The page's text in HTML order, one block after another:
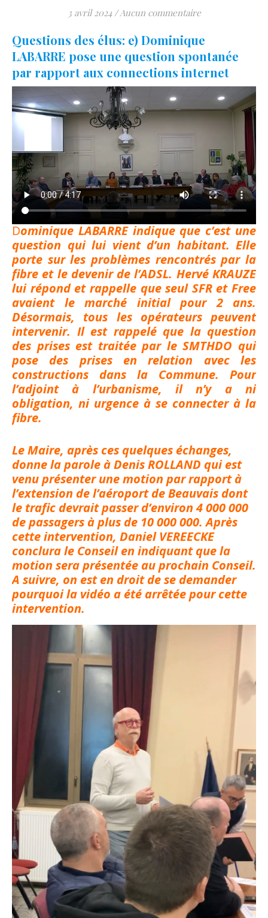
3 avril 2024 / Aucun commentaire
Questions des élus: e) Dominique
LABARRE pose une question spontanée
par rapport aux connections internet
Dominique LABARRE indique que c’est une
question qui lui vient d’un habitant. Elle
porte sur les problèmes rencontrés par la
fibre et le devenir de l’ADSL. Hervé KRAUZE
lui répond et rappelle que seul SFR et Free
avaient le marché initial pour 2 ans.
Désormais, tous les opérateurs peuvent
intervenir. Il est rappelé que la question
des prises est traitée par le SMTHDO qui
pose des prises en relation avec les
constructions dans la Commune. Pour
l’adjoint à l’urbanisme, il n’y a ni
obligation, ni urgence à se connecter à la
fibre.
Le Maire, après ces quelques échanges,
donne la parole à Denis ROLLAND qui est
venu présenter une motion par rapport à
l’extension de l’aéroport de Beauvais dont
le trafic devrait passer d’environ 4 000 000
de passagers à plus de 10 000 000. Après
cette intervention, Daniel VEREECKE
conclura le Conseil en indiquant que la
motion sera présentée au prochain Conseil.
A suivre, on est en droit de se demander
pourquoi la vidéo a été arrêtée pour cette
intervention.